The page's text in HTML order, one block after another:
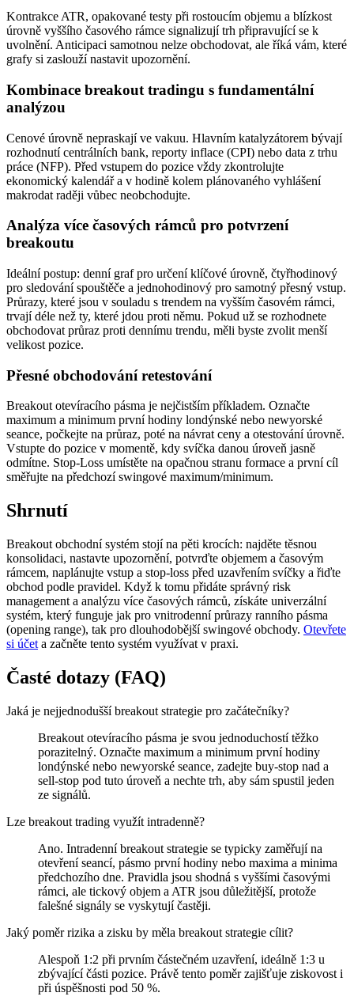
Kontrakce ATR, opakované testy při rostoucím objemu a blízkost
úrovně vyššího časového rámce signalizují trh připravující se k
uvolnění. Anticipaci samotnou nelze obchodovat, ale říká vám, které
grafy si zaslouží nastavit upozornění.
Kombinace breakout tradingu s fundamentální
analýzou
Cenové úrovně nepraskají ve vakuu. Hlavním katalyzátorem bývají
rozhodnutí centrálních bank, reporty inflace (CPI) nebo data z trhu
práce (NFP). Před vstupem do pozice vždy zkontrolujte
ekonomický kalendář a v hodině kolem plánovaného vyhlášení
makrodat raději vůbec neobchodujte.
Analýza více časových rámců pro potvrzení
breakoutu
Ideální postup: denní graf pro určení klíčové úrovně, čtyřhodinový
pro sledování spouštěče a jednohodinový pro samotný přesný vstup.
Průrazy, které jsou v souladu s trendem na vyšším časovém rámci,
trvají déle než ty, které jdou proti němu. Pokud už se rozhodnete
obchodovat průraz proti dennímu trendu, měli byste zvolit menší
velikost pozice.
Přesné obchodování retestování
Breakout otevíracího pásma je nejčistším příkladem. Označte
maximum a minimum první hodiny londýnské nebo newyorské
seance, počkejte na průraz, poté na návrat ceny a otestování úrovně.
Vstupte do pozice v momentě, kdy svíčka danou úroveň jasně
odmítne. Stop-Loss umístěte na opačnou stranu formace a první cíl
směřujte na předchozí swingové maximum/minimum.
Shrnutí
Breakout obchodní systém stojí na pěti krocích: najděte těsnou
konsolidaci, nastavte upozornění, potvrďte objemem a časovým
rámcem, naplánujte vstup a stop-loss před uzavřením svíčky a řiďte
obchod podle pravidel. Když k tomu přidáte správný risk
management a analýzu více časových rámců, získáte univerzální
systém, který funguje jak pro vnitrodenní průrazy ranního pásma
(opening range), tak pro dlouhodobější swingové obchody. Otevřete
si účet a začněte tento systém využívat v praxi.
Časté dotazy (FAQ)
Jaká je nejjednodušší breakout strategie pro začátečníky?
Breakout otevíracího pásma je svou jednoduchostí těžko
porazitelný. Označte maximum a minimum první hodiny
londýnské nebo newyorské seance, zadejte buy-stop nad a
sell-stop pod tuto úroveň a nechte trh, aby sám spustil jeden
ze signálů.
Lze breakout trading využít intradenně?
Ano. Intradenní breakout strategie se typicky zaměřují na
otevření seancí, pásmo první hodiny nebo maxima a minima
předchozího dne. Pravidla jsou shodná s vyššími časovými
rámci, ale tickový objem a ATR jsou důležitější, protože
falešné signály se vyskytují častěji.
Jaký poměr rizika a zisku by měla breakout strategie cílit?
Alespoň 1:2 při prvním částečném uzavření, ideálně 1:3 u
zbývající části pozice. Právě tento poměr zajišťuje ziskovost i
při úspěšnosti pod 50 %.